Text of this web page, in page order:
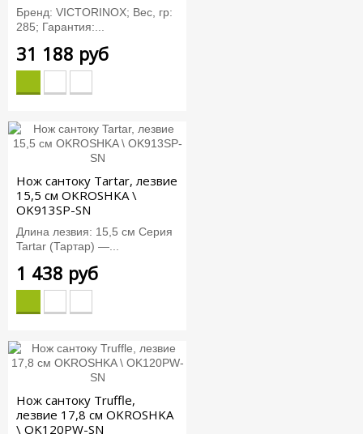
Бренд: VICTORINOX; Вес, гр:
285; Гарантия:...
31 188 руб
Нож сантоку Tartar, лезвие
15,5 см OKROSHKA \
OK913SP-SN
Длина лезвия: 15,5 см Серия
Tartar (Тартар) —...
1 438 руб
Нож сантоку Truffle,
лезвие 17,8 см OKROSHKA
\ OK120PW-SN